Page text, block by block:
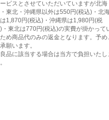
ビスとさせていただいていますが北海
東北・沖縄県以外は550円(税込)・北
1,870円(税込)・沖縄県は1,980円(税
・東北は770円(税込)の実費が掛かって
め商品代のみの返金となります。予め
願います。
品に該当する場合は当方で負担いたし